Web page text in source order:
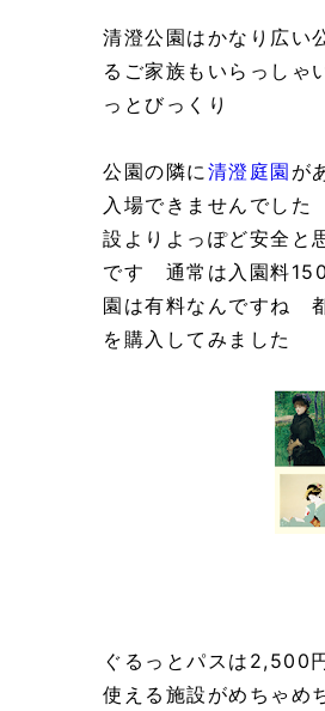
清澄公園はかなり広い
るご家族もいらっし
っとびっくり
公園の隣に 清澄庭園 が
入場できませんでし
設よりよっぽど安全と
です 通常は入園料
園は有料なんですね
を購入してみました
ぐるっとパスは2,500
使える施設がめちゃめ